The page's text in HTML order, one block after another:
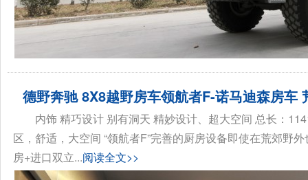
德野奔驰 8X8越野房车领航者F-诺马迪森房车
内饰 精巧设计 别有洞天 精妙设计、超大空间 总长：
区，舒适，大空间 “领航者F”完善的厨房设备即使在荒郊野
房+进口双立...阅读全文>>